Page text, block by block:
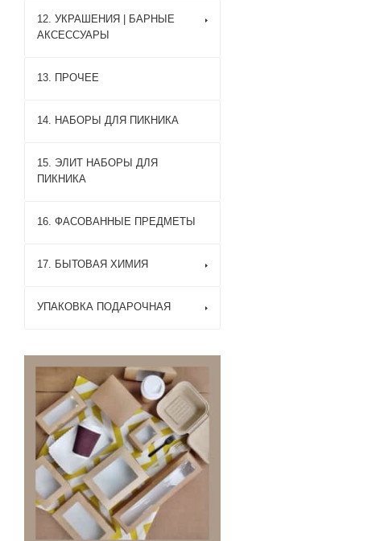
12. УКРАШЕНИЯ | БАРНЫЕ
АКСЕССУАРЫ
13. ПРОЧЕЕ
14. НАБОРЫ ДЛЯ ПИКНИКА
15. ЭЛИТ НАБОРЫ ДЛЯ
ПИКНИКА
16. ФАСОВАННЫЕ ПРЕДМЕТЫ
17. БЫТОВАЯ ХИМИЯ
УПАКОВКА ПОДАРОЧНАЯ